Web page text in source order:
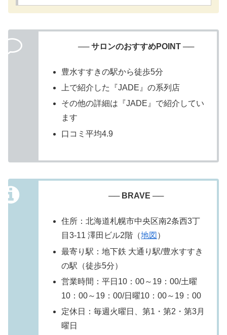
── サロンのおすすめPOINT ──
豊水すすきの駅から徒歩5分
上で紹介した『JADE』の系列店
その他の詳細は『JADE』で紹介してい
ます
口コミ平均4.9
── BRAVE ──
住所：北海道札幌市中央区南2条西3丁
目3-11 澤田ビル2階（地図 ）
最寄り駅：地下鉄 大通り駅/豊水すすき
の駅（徒歩5分）
営業時間：平日10：00～19：00/土曜
10：00～19：00/日曜10：00～19：00
定休日：毎週火曜日、第1・第2・第3月
曜日